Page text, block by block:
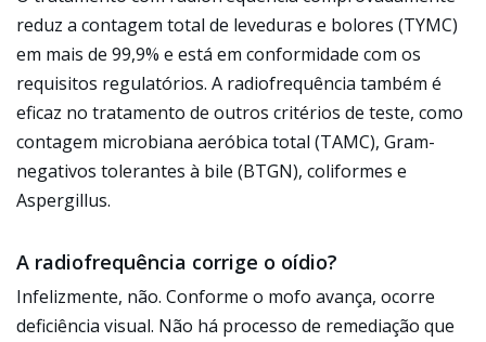
reduz a contagem total de leveduras e bolores (TYMC)
em mais de 99,9% e está em conformidade com os
requisitos regulatórios. A radiofrequência também é
eficaz no tratamento de outros critérios de teste, como
contagem microbiana aeróbica total (TAMC), Gram-
negativos tolerantes à bile (BTGN), coliformes e
Aspergillus.
A radiofrequência corrige o oídio?
Infelizmente, não. Conforme o mofo avança, ocorre
deficiência visual. Não há processo de remediação que